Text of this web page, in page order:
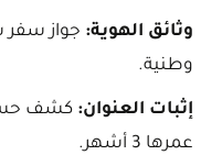
وثائق الهوية: جواز سفر
وطنية.
إثبات العنوان: كشف
عمرها 3 أشهر.